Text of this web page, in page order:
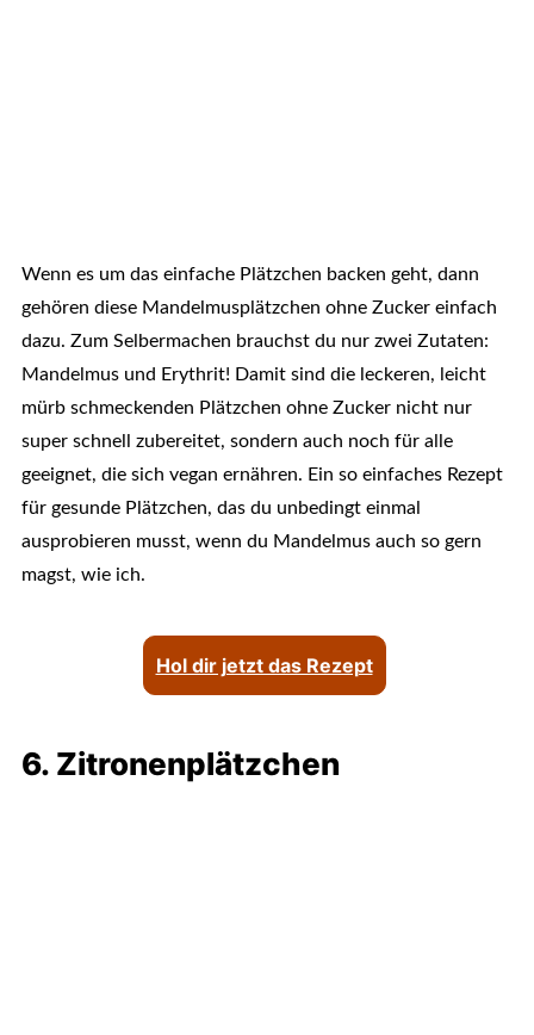
Wenn es um das einfache Plätzchen backen geht, dann
gehören diese Mandelmusplätzchen ohne Zucker einfach
dazu. Zum Selbermachen brauchst du nur zwei Zutaten:
Mandelmus und Erythrit! Damit sind die leckeren, leicht
mürb schmeckenden Plätzchen ohne Zucker nicht nur
super schnell zubereitet, sondern auch noch für alle
geeignet, die sich vegan ernähren. Ein so einfaches Rezept
für gesunde Plätzchen, das du unbedingt einmal
ausprobieren musst, wenn du Mandelmus auch so gern
magst, wie ich.
Hol dir jetzt das Rezept
6. Zitronenplätzchen